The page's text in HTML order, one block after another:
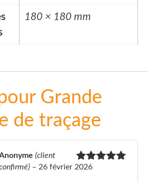
180 × 180 mm
Grande
de traçage
Note
(client
– 26 février 2026